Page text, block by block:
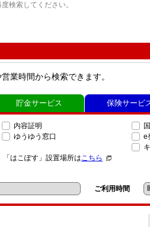
検索してください。
業時間から検索できます。
内容証明
ゆうゆう窓口
「はこぽす」設置場所はこちら
e
ご利用時間
貯金サービス 保険サービ